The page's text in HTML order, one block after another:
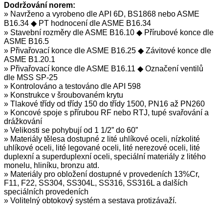
Dodržování norem:
» Navrženo a vyrobeno dle API 6D, BS1868 nebo ASME
B16.34 ◆ PT hodnocení dle ASME B16.34
» Stavební rozměry dle ASME B16.10 ◆ Přírubové konce dle
ASME B16.5
» Přivařovací konce dle ASME B16.25 ◆ Závitové konce dle
ASME B1.20.1
» Přivařovací konce dle ASME B16.11 ◆ Označení ventilů
dle MSS SP-25
» Kontrolováno a testováno dle API 598
» Konstrukce v šroubovaném krytu
» Tlakové třídy od třídy 150 do třídy 1500, PN16 až PN260
» Koncové spoje s přírubou RF nebo RTJ, tupé svařování a
drážkování
» Velikosti se pohybují od 1 1/2” do 60”
» Materiály tělesa dostupné z lité uhlíkové oceli, nízkolité
uhlíkové oceli, lité legované oceli, lité nerezové oceli, lité
duplexní a superduplexní oceli, speciální materiály z litého
monelu, hliníku, bronzu atd.
» Materiály pro obložení dostupné v provedeních 13%Cr,
F11, F22, SS304, SS304L, SS316, SS316L a dalších
speciálních provedeních
» Volitelný obtokový systém a sestava protizávaží.